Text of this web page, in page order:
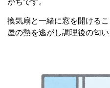
換気扇と一緒に窓を開ける
屋の熱を逃がし調理後の匂